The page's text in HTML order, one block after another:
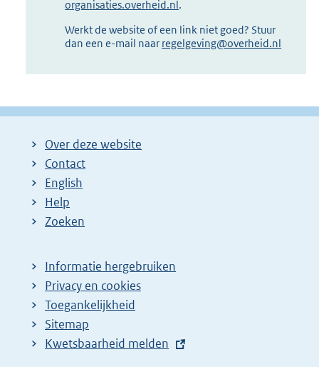
organisaties.overheid.nl.
Werkt de website of een link niet goed? Stuur
dan een e-mail naar regelgeving@overheid.nl
Over deze website
Contact
English
Help
Zoeken
Informatie hergebruiken
Privacy en cookies
Toegankelijkheid
Sitemap
E
Kwetsbaarheid melden